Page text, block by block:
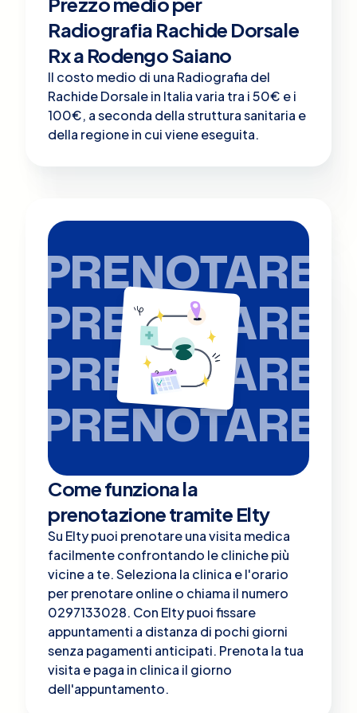
Radiografia Rachide Dorsale
Rx a Rodengo Saiano
Il costo medio di una Radiografia del
Rachide Dorsale in Italia varia tra i 50€ e i
100€, a seconda della struttura sanitaria e
della regione in cui viene eseguita.
PRENOTARE
PRENOTARE
PRENOTARE
PRENOTARE
Come funziona la
prenotazione tramite Elty
Su Elty puoi prenotare una visita medica
facilmente confrontando le cliniche più
vicine a te. Seleziona la clinica e l'orario
per prenotare online o chiama il numero
0297133028. Con Elty puoi fissare
appuntamenti a distanza di pochi giorni
senza pagamenti anticipati. Prenota la tua
visita e paga in clinica il giorno
dell'appuntamento.